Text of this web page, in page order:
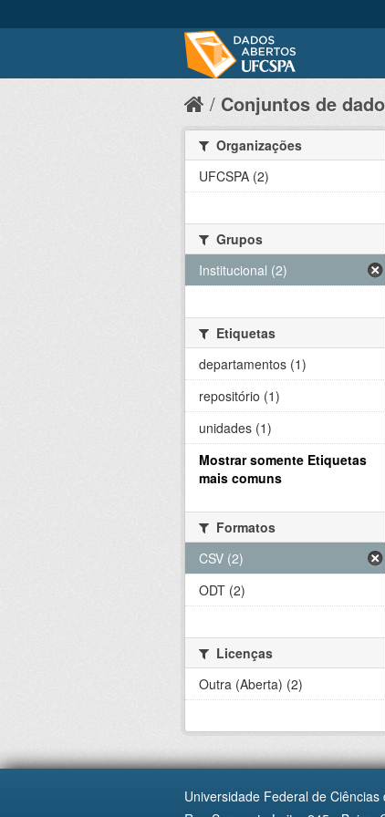
Conjuntos de
Organizações
UFCSPA (2)
Grupos
Institucional (2)
Etiquetas
departamentos (1)
repositório (1)
unidades (1)
Mostrar somente Etiquetas
mais comuns
Formatos
CSV (2)
ODT (2)
Licenças
Outra (Aberta) (2)
Universidade Federal de